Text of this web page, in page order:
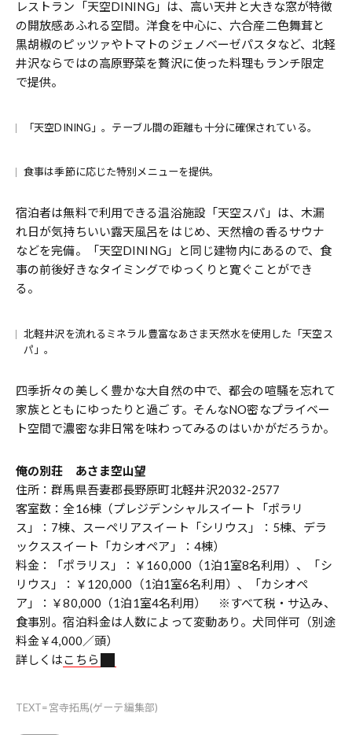
レストラン「天空DINING」は、高い天井と大きな窓が特徴
の開放感あふれる空間。洋食を中心に、六合産二色舞茸と
黒胡椒のピッツァやトマトのジェノベーゼパスタなど、北軽
井沢ならではの高原野菜を贅沢に使った料理もランチ限定
で提供。
「天空DINING」。テーブル間の距離も十分に確保されている。
食事は季節に応じた特別メニューを提供。
宿泊者は無料で利用できる温浴施設「天空スパ」は、木漏
れ日が気持ちいい露天風呂をはじめ、天然檜の香るサウナ
などを完備。「天空DINING」と同じ建物内にあるので、食
事の前後好きなタイミングでゆっくりと寛ぐことができ
る。
北軽井沢を流れるミネラル豊富なあさま天然水を使用した「天空ス
パ」。
四季折々の美しく豊かな大自然の中で、都会の喧騒を忘れて
家族とともにゆったりと過ごす。そんなNO密なプライベー
ト空間で濃密な非日常を味わってみるのはいかがだろうか。
俺の別荘 あさま空山望
住所：群馬県吾妻郡長野原町北軽井沢2032-2577
客室数：全16棟（プレジデンシャルスイート「ポラリ
ス」：7棟、スーペリアスイート「シリウス」：5棟、デラ
ックススイート「カシオペア」：4棟）
料金：「ポラリス」：￥160,000（1泊1室8名利用）、「シ
リウス」：￥120,000（1泊1室6名利用）、「カシオペ
ア」：￥80,000（1泊1室4名利用） ※すべて税・サ込み、
食事別。宿泊料金は人数によって変動あり。犬同伴可（別途
料金￥4,000／頭）
詳しくはこちら
TEXT=宮寺拓馬(ゲーテ編集部)